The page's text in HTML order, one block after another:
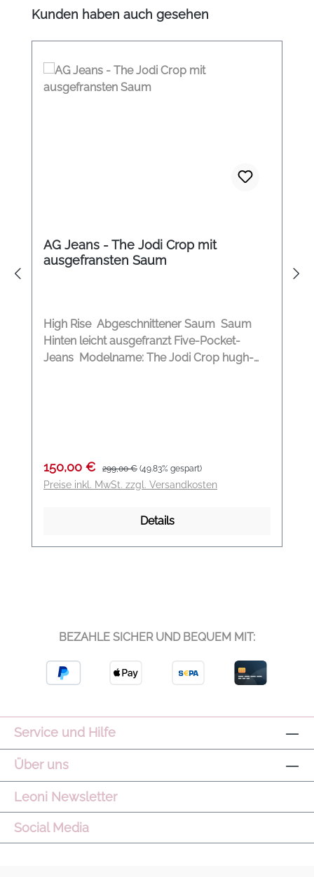
Produktgalerie überspringen
Kunden haben auch gesehen
AG Jeans - The Jodi Crop mit
ausgefransten Saum
High Rise Abgeschnittener Saum Saum
Hinten leicht ausgefranzt Five-Pocket-
Jeans Modelname: The Jodi Crop hugh-
Verkaufspreis:
150,00 € Regulärer Preis:
299,00 € (49.83% gespart)
Preise inkl. MwSt. zzgl. Versandkosten
Details
BEZAHLE SICHER UND BEQUEM MIT:
Service und Hilfe
Über uns
Leoni Newsletter
Social Media